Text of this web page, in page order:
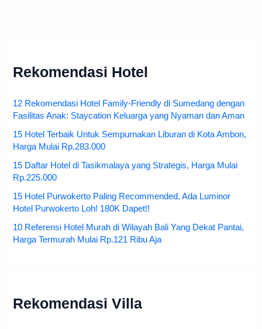
Rekomendasi Hotel
12 Rekomendasi Hotel Family-Friendly di Sumedang dengan
Fasilitas Anak: Staycation Keluarga yang Nyaman dan Aman
15 Hotel Terbaik Untuk Sempurnakan Liburan di Kota Ambon,
Harga Mulai Rp.283.000
15 Daftar Hotel di Tasikmalaya yang Strategis, Harga Mulai
Rp.225.000
15 Hotel Purwokerto Paling Recommended, Ada Luminor
Hotel Purwokerto Loh! 180K Dapet!!
10 Referensi Hotel Murah di Wilayah Bali Yang Dekat Pantai,
Harga Termurah Mulai Rp.121 Ribu Aja
Rekomendasi Villa